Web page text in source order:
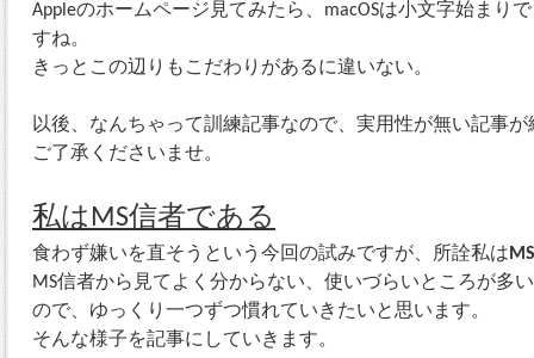
Appleのホームページ見てみたら、macOSは小文字始まり
すね。
きっとこの辺りもこだわりがあるに違いない。
以後、なんちゃって訓練記事なので、実用性が無い記事
ご了承くださいませ。
私はMS信者である
食わず嫌いを直そうという今回の試みですが、所詮私は
MS信者から見てよく分からない、使いづらいところが多
ので、ゆっくり一つずつ慣れていきたいと思います。
そんな様子を記事にしていきます。